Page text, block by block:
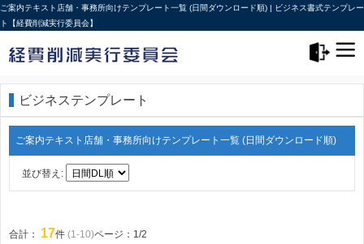
ご案内テキスト店舗・事務所向けテンプレート一覧 (日間ダウンロード順) | ビジネス書式テンプレー
ト【経費削減実行委員会】
ビジネステンプレート
ご案内テキスト店舗・事務所向けテンプレート一覧 (日間ダウンロード順)
並び替え:
合計： 17件 (1-10)ページ：1/2